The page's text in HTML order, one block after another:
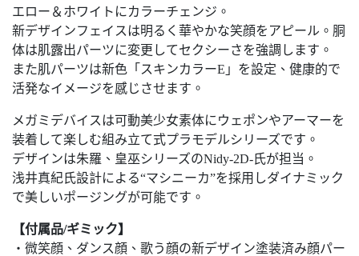
エロー＆ホワイトにカラーチェンジ。
新デザインフェイスは明るく華やかな笑顔をアピール。胴
体は肌露出パーツに変更してセクシーさを強調します。
また肌パーツは新色「スキンカラーE」を設定、健康的で
活発なイメージを感じさせます。
メガミデバイスは可動美少女素体にウェポンやアーマーを
装着して楽しむ組み立て式プラモデルシリーズです。
デザインは朱羅、皇巫シリーズのNidy-2D-氏が担当。
浅井真紀氏設計による“マシニーカ”を採用しダイナミック
で美しいポージングが可能です。
【付属品/ギミック】
・微笑顔、ダンス顔、歌う顔の新デザイン塗装済み顔パー